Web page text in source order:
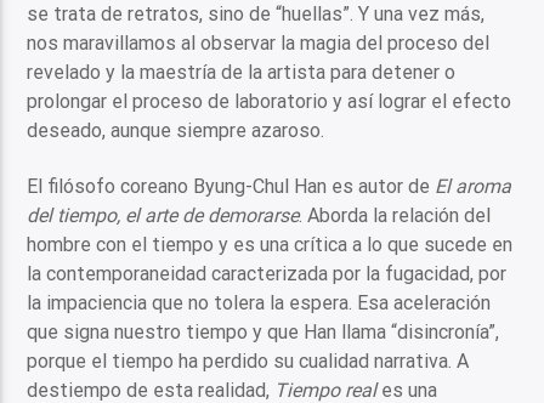
se trata de retratos, sino de “huellas”. Y una vez más,
nos maravillamos al observar la magia del proceso del
revelado y la maestría de la artista para detener o
prolongar el proceso de laboratorio y así lograr el efecto
deseado, aunque siempre azaroso.
El filósofo coreano Byung-Chul Han es autor de El aroma
del tiempo, el arte de demorarse. Aborda la relación del
hombre con el tiempo y es una crítica a lo que sucede en
la contemporaneidad caracterizada por la fugacidad, por
la impaciencia que no tolera la espera. Esa aceleración
que signa nuestro tiempo y que Han llama “disincronía”,
porque el tiempo ha perdido su cualidad narrativa. A
destiempo de esta realidad, Tiempo reales una